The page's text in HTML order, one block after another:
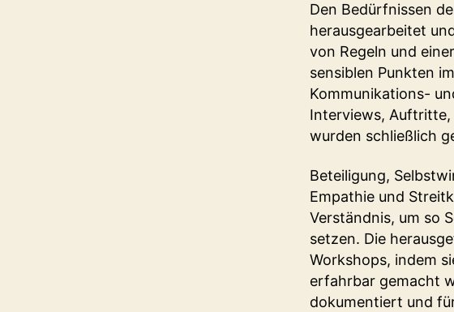
Den Bedürfnissen
herausgearbeitet
von Regeln und
sensiblen Punkten
Kommunikations-
Interviews, Auftritte,
wurden schließlich
Beteiligung,
Empathie und
Verständnis, um so
setzen. Die
Workshops, indem
erfahrbar gemacht
dokumentiert und